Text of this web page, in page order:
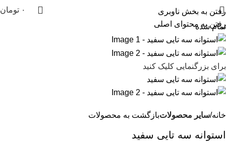
رفتن به بخش ناوبری
رفتن به محتوای اصلی
۰ تومان
تمام شده
برای بزرگنمایی کلیک کنید
خانه سایر محصولاتبازگشت به محصولات
استوانه سه تایی سفید